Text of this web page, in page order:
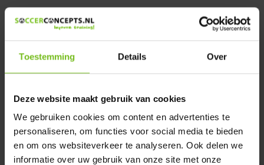
Toestemming Details Over
Deze website maakt gebruik van cookies
We gebruiken cookies om content en advertenties te
personaliseren, om functies voor social media te bieden
en om ons websiteverkeer te analyseren. Ook delen we
informatie over uw gebruik van onze site met onze
Dir product is beschikbaar in de volgende varianten:
We helpen u graag met meer informatie
Description du produit
Spécifications